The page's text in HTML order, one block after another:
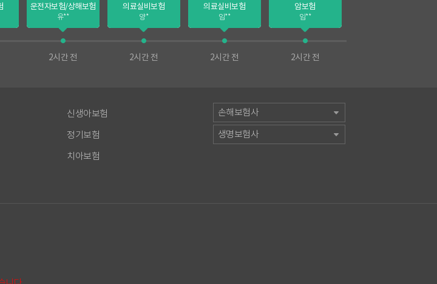
운전자보험/상해보험
유**
2시간 전
의료실비보험
양*
2시간 전
의료실비보험
임**
2시간 전
암보험
임**
2시간 전
신생아보험
정기보험
치아보험
손해보험사
생명보험사